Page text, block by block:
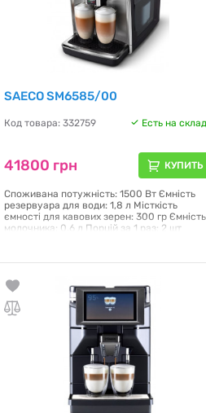
SAECO SM6585/00
Код товара: 332759 Есть на
41800 грн КУПИТЬ
Споживана потужність: 1500 Вт Ємність
резервуара для води: 1,8 л Місткість
ємності для кавових зерен: 300 гр Ємність
молочника: 0,6 л Порцій за 1 раз: 2 шт
дисплей із піктограмами Клас
так
Гарантия: 12 месяцев